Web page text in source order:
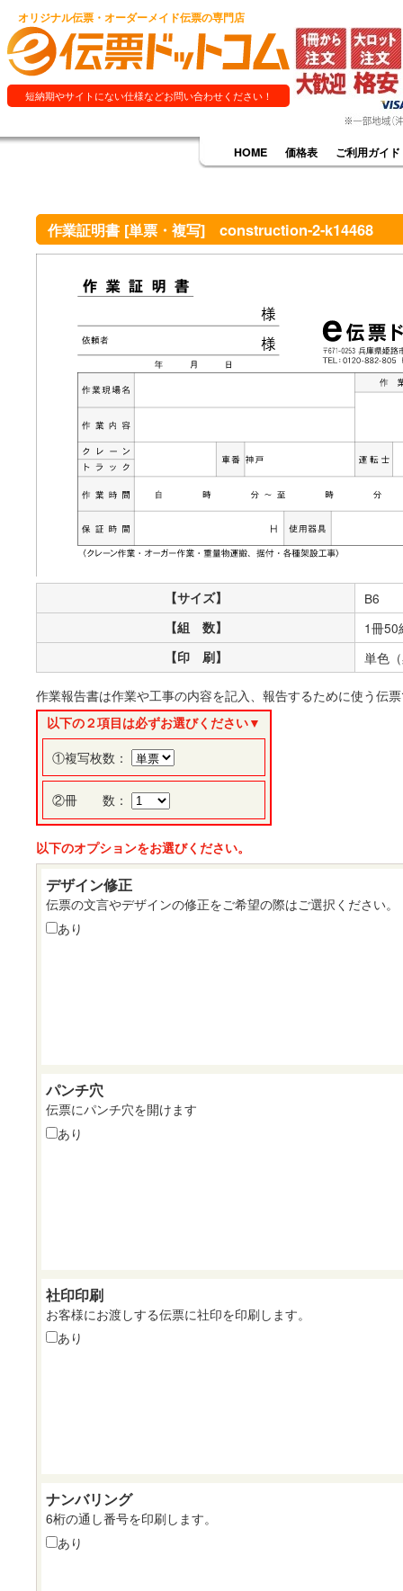
オリジナル伝票・オーダーメイド伝票の専門店
短納期やサイトにない仕様などお問い合わせください！
HOME 価格表 ご利用ガイド
作業証明書 [単票・複写] construction-2-k14468
【サイズ】 B6
【組 数】 1冊50
【印 刷】 単色
作業報告書は作業や工事の内容を記入、報告するために使う伝
以下の２項目は必ずお選びください▼
①複写枚数：
②冊 数：
以下のオプションをお選びください。
デザイン修正
伝票の文言やデザインの修正をご希望の際はご選択ください。
あり
パンチ穴
伝票にパンチ穴を開けます
あり
社印印刷
お客様にお渡しする伝票に社印を印刷します。
あり
ナンバリング
6桁の通し番号を印刷します。
あり